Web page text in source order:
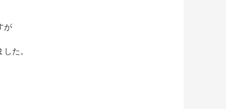
が
た。